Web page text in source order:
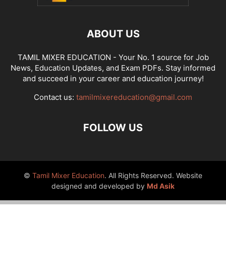
ABOUT US
TAMIL MIXER EDUCATION - Your No. 1 source for Job
News, Education Updates, and Exam PDFs. Stay informed
and succeed in your career and education journey!
Contact us: tamilmixereducation@gmail.com
FOLLOW US
© Tamil Mixer Education. All Rights Reserved. Website
designed and developed by Md Asik